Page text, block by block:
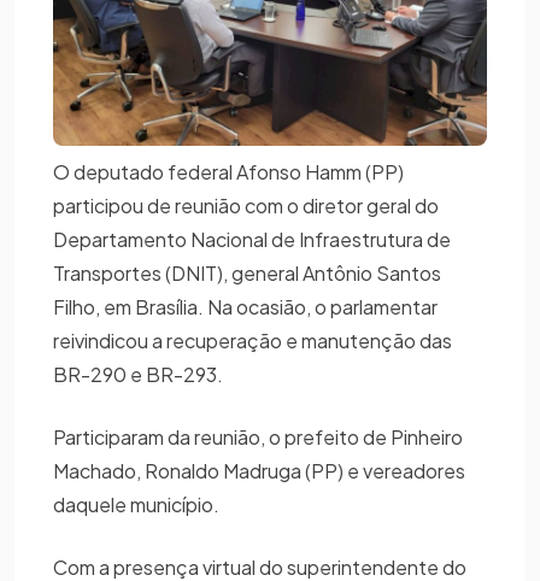
O deputado federal Afonso Hamm (PP)
participou de reunião com o diretor geral do
Departamento Nacional de Infraestrutura de
Transportes (DNIT), general Antônio Santos
Filho, em Brasília. Na ocasião, o parlamentar
reivindicou a recuperação e manutenção das
BR-290 e BR-293.
Participaram da reunião, o prefeito de Pinheiro
Machado, Ronaldo Madruga (PP) e vereadores
daquele município.
Com a presença virtual do superintendente do